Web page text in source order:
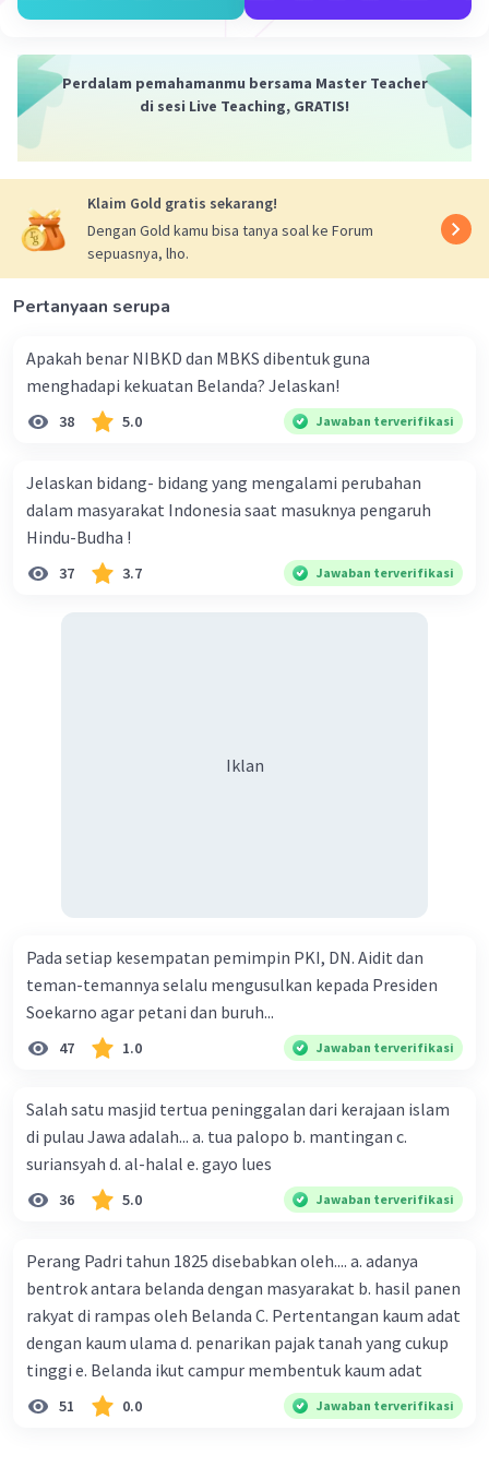
Perbedaan
di wilayah Jawa, sedangkan Imam Bonjol
melakukan perlawanan di wilayah Sumatera
dilatarbelakangi oleh pemasangan patok
pembangunan jalan yang melewati tanah
leluhur Pangeran Diponegoro, sedangkan
perlawanan Imam Bonjol dilatarbelakangi oleh
perang dengan kaum adat.
sama-sama berjuang melawan Belanda.
Sedangkan perbedaannya adalah perjuangan
berada di wilayah yang berbeda.
Perdalam pemahamanmu bersama Master Teacher
di sesi Live Teaching, GRATIS!
Klaim Gold gratis sekarang!
Dengan Gold kamu bisa tanya soal ke Forum
sepuasnya, lho.
Pertanyaan serupa
Apakah benar NIBKD dan MBKS dibentuk guna
menghadapi kekuatan Belanda? Jelaskan!
38 5.0 Jawaban terverifikasi
Jelaskan bidang- bidang yang mengalami perubahan
dalam masyarakat Indonesia saat masuknya pengaruh
Hindu-Budha !
37 3.7 Jawaban terverifikasi
Iklan
Pada setiap kesempatan pemimpin PKI, DN. Aidit dan
teman-temannya selalu mengusulkan kepada Presiden
Soekarno agar petani dan buruh...
47 1.0 Jawaban terverifikasi
Salah satu masjid tertua peninggalan dari kerajaan islam
di pulau Jawa adalah... a. tua palopo b. mantingan c.
suriansyah d. al-halal e. gayo lues
36 5.0 Jawaban terverifikasi
Perang Padri tahun 1825 disebabkan oleh.... a. adanya
bentrok antara belanda dengan masyarakat b. hasil panen
rakyat di rampas oleh Belanda C. Pertentangan kaum adat
dengan kaum ulama d. penarikan pajak tanah yang cukup
tinggi e. Belanda ikut campur membentuk kaum adat
51 0.0 Jawaban terverifikasi